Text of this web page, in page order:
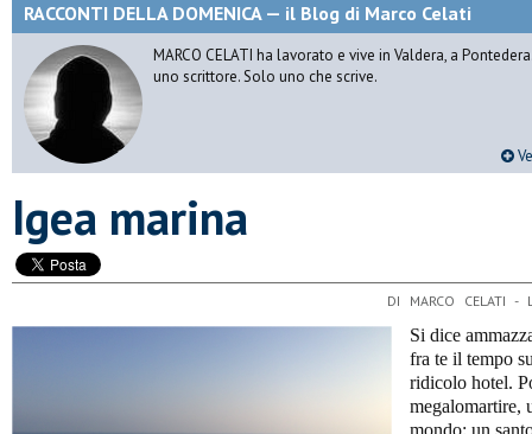
RACCONTI DELLA DOMENICA — il Blog di Marco Celati
MARCO CELATI ha lavorato e vive in Valdera, a
uno scrittore. Solo uno che scrive.
Igea marina
DI MARCO CELATI -
Si dice
fra te il tempo
ridicolo hotel.
megalomartire,
mondo: un